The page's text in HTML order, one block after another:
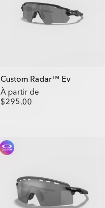
Custom Radar™ Ev
À partir de
$295.00